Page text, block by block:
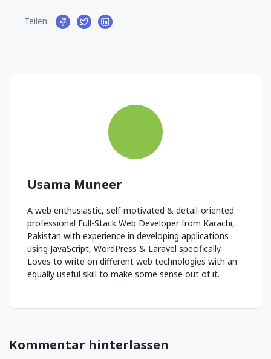
Teilen:
Usama Muneer
A web enthusiastic, self-motivated & detail-oriented
professional Full-Stack Web Developer from Karachi,
Pakistan with experience in developing applications
using JavaScript, WordPress & Laravel specifically.
Loves to write on different web technologies with an
equally useful skill to make some sense out of it.
Kommentar hinterlassen